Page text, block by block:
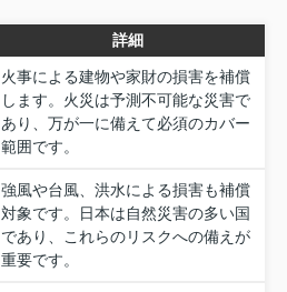
詳細
火事による建物や家財の損害を補償
します。火災は予測不可能な災害で
あり、万が一に備えて必須のカバー
範囲です。
強風や台風、洪水による損害も補償
対象です。日本は自然災害の多い国
であり、これらのリスクへの備えが
重要です。